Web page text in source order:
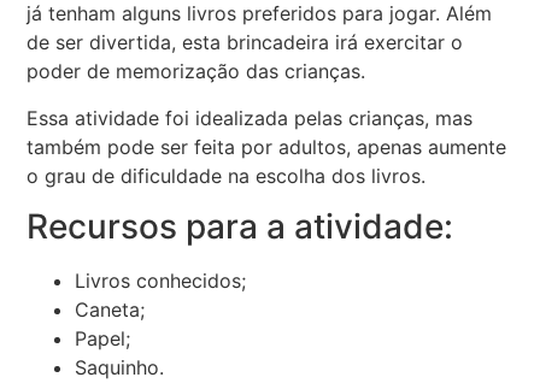
já tenham alguns livros preferidos para jogar. Além
de ser divertida, esta brincadeira irá exercitar o
poder de memorização das crianças.
Essa atividade foi idealizada pelas crianças, mas
também pode ser feita por adultos, apenas aumente
o grau de dificuldade na escolha dos livros.
Recursos para a atividade:
Livros conhecidos;
Caneta;
Papel;
Saquinho.